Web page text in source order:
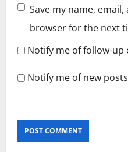
Save my name,
browser for the next
Notify me of follow-up
Notify me of new